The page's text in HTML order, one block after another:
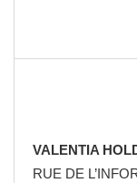
VALENTIA
RUE DE